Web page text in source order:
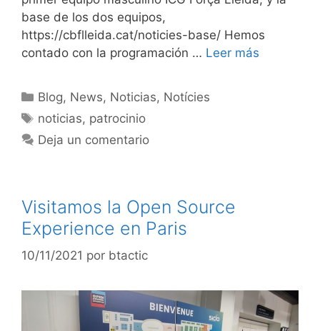
base de los dos equipos,
https://cbflleida.cat/noticies-base/ Hemos
contado con la programación … Leer más
Blog, News, Noticias, Notícies
noticias, patrocinio
Deja un comentario
Visitamos la Open Source
Experience en Paris
10/11/2021 por btactic